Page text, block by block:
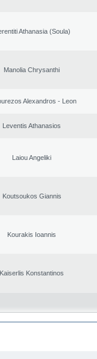
Athanasia (Soula)
Manolia Chrysanthi
Alexandros - Leon
Leventis Athanasios
Laiou Angeliki
Koutsoukos Giannis
Kourakis Ioannis
Kaiserlis Konstantinos